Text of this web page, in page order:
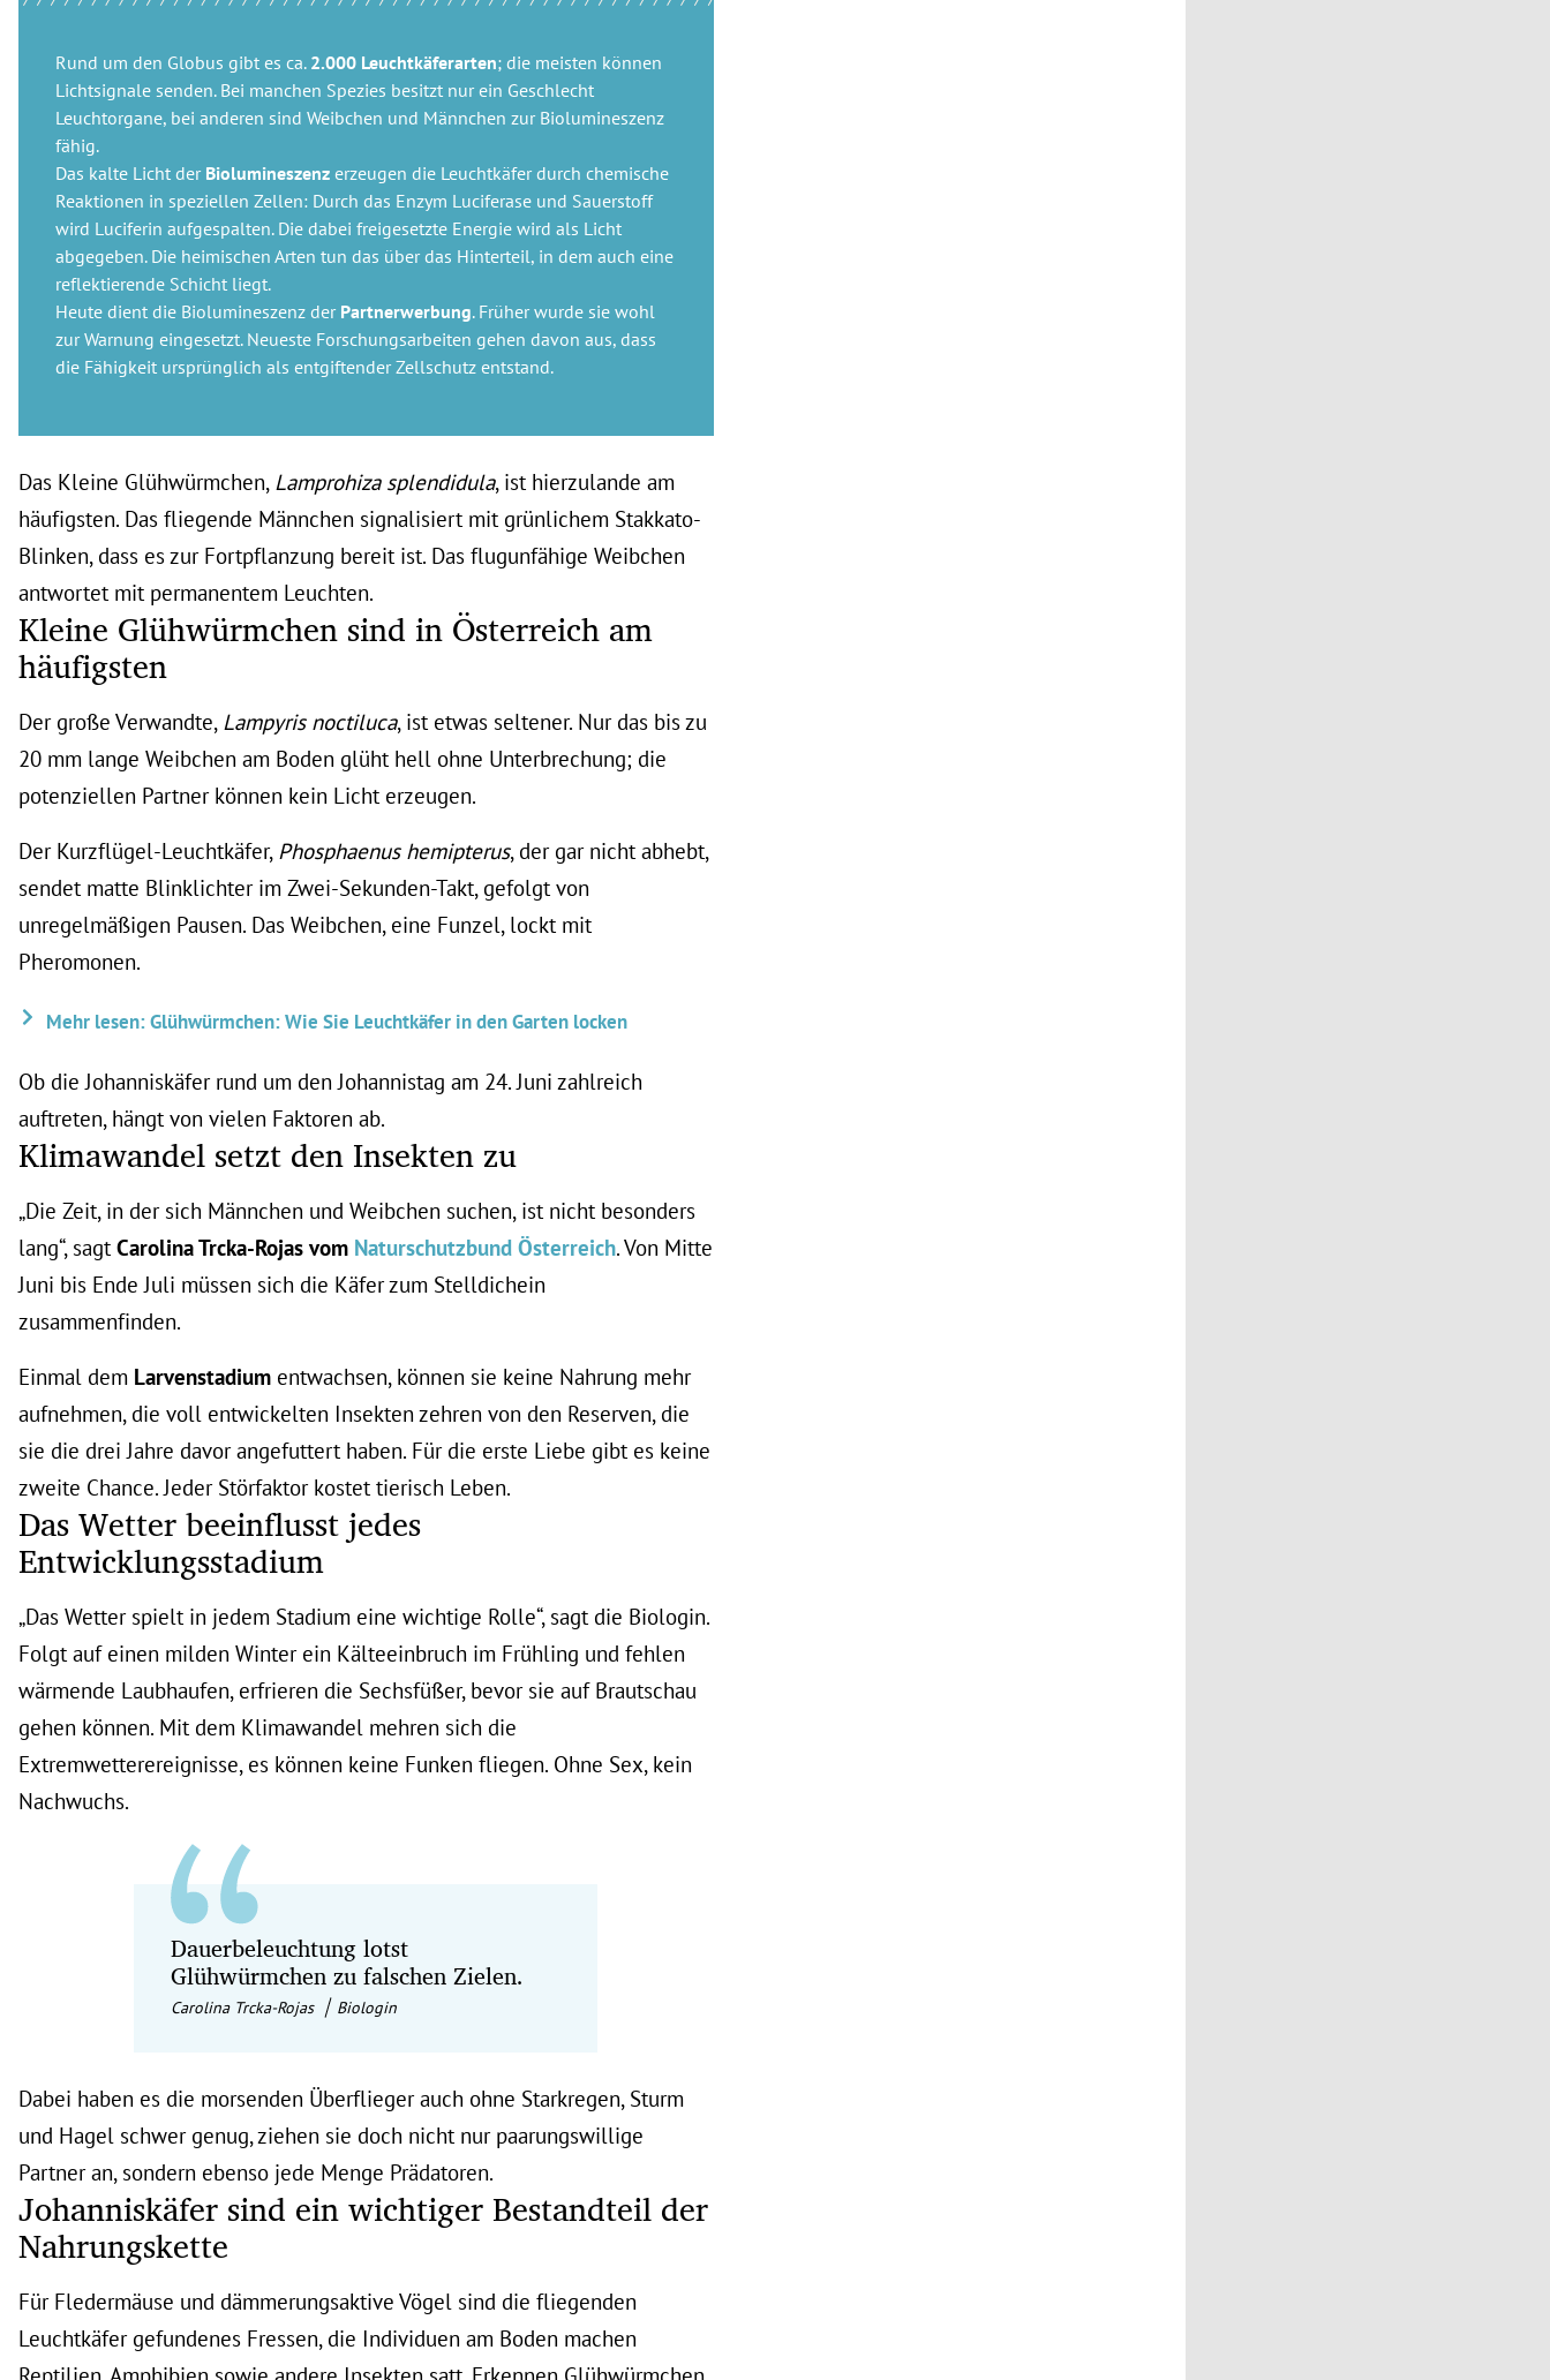
Rund um den Globus gibt es ca. 2.000 Leuchtkäferarten; die meisten können
Lichtsignale senden. Bei manchen Spezies besitzt nur ein Geschlecht
Leuchtorgane, bei anderen sind Weibchen und Männchen zur Biolumineszenz
fähig.
Das kalte Licht der Biolumineszenz erzeugen die Leuchtkäfer durch chemische
Reaktionen in speziellen Zellen: Durch das Enzym Luciferase und Sauerstoff
wird Luciferin aufgespalten. Die dabei freigesetzte Energie wird als Licht
abgegeben. Die heimischen Arten tun das über das Hinterteil, in dem auch eine
reflektierende Schicht liegt.
Heute dient die Biolumineszenz der Partnerwerbung. Früher wurde sie wohl
zur Warnung eingesetzt. Neueste Forschungsarbeiten gehen davon aus, dass
die Fähigkeit ursprünglich als entgiftender Zellschutz entstand.
Das Kleine Glühwürmchen, Lamprohiza splendidula,ist hierzulande am
häufigsten. Das fliegende Männchen signalisiert mit grünlichem Stakkato-
Blinken, dass es zur Fortpflanzung bereit ist. Das flugunfähige Weibchen
antwortet mit permanentem Leuchten.
Kleine Glühwürmchen sind in Österreich am
häufigsten
Der große Verwandte, Lampyris noctiluca, ist etwas seltener. Nur das bis zu
20 mm lange Weibchen am Boden glüht hell ohne Unterbrechung; die
potenziellen Partner können kein Licht erzeugen.
Der Kurzflügel-Leuchtkäfer, Phosphaenus hemipterus, der gar nicht abhebt,
sendet matte Blinklichter im Zwei-Sekunden-Takt, gefolgt von
unregelmäßigen Pausen. Das Weibchen, eine Funzel, lockt mit
Pheromonen.
Mehr lesen: Glühwürmchen: Wie Sie Leuchtkäfer in den Garten locken
Ob die Johanniskäfer rund um den Johannistag am 24. Juni zahlreich
auftreten, hängt von vielen Faktoren ab.
Klimawandel setzt den Insekten zu
„Die Zeit, in der sich Männchen und Weibchen suchen, ist nicht besonders
lang“, sagt Carolina Trcka-Rojas vom Naturschutzbund Österreich. Von Mitte
Juni bis Ende Juli müssen sich die Käfer zum Stelldichein
zusammenfinden.
Einmal dem Larvenstadium entwachsen, können sie keine Nahrung mehr
aufnehmen, die voll entwickelten Insekten zehren von den Reserven, die
sie die drei Jahre davor angefuttert haben. Für die erste Liebe gibt es keine
zweite Chance. Jeder Störfaktor kostet tierisch Leben.
Das Wetter beeinflusst jedes
Entwicklungsstadium
„Das Wetter spielt in jedem Stadium eine wichtige Rolle“, sagt die Biologin.
Folgt auf einen milden Winter ein Kälteeinbruch im Frühling und fehlen
wärmende Laubhaufen, erfrieren die Sechsfüßer, bevor sie auf Brautschau
gehen können. Mit dem Klimawandel mehren sich die
Extremwetterereignisse, es können keine Funken fliegen. Ohne Sex, kein
Nachwuchs.
Dauerbeleuchtung lotst
Glühwürmchen zu falschen Zielen.
Carolina Trcka-Rojas Biologin
Dabei haben es die morsenden Überflieger auch ohne Starkregen, Sturm
und Hagel schwer genug, ziehen sie doch nicht nur paarungswillige
Partner an, sondern ebenso jede Menge Prädatoren.
Johanniskäfer sind ein wichtiger Bestandteil der
Nahrungskette
Für Fledermäuse und dämmerungsaktive Vögel sind die fliegenden
Leuchtkäfer gefundenes Fressen, die Individuen am Boden machen